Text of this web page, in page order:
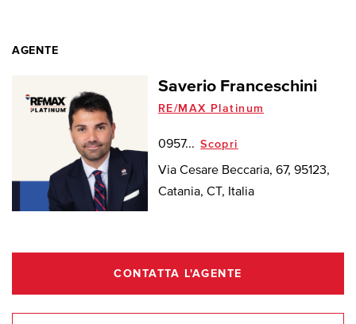
AGENTE
Saverio Franceschini
RE/MAX Platinum
0957... Scopri
Via Cesare Beccaria, 67, 95123,
Catania, CT, Italia
CONTATTA L'AGENTE